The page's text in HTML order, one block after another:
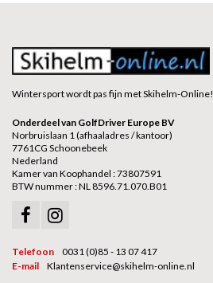
Wintersport wordt pas fijn met Skihelm-Online!
Onderdeel van GolfDriver Europe BV
Norbruislaan 1 (afhaaladres / kantoor)
7761CG Schoonebeek
Nederland
Kamer van Koophandel : 73807591
BTW nummer : NL 8596.71.070.B01
Telefoon
0031 (0)85 - 13 07 417
E-mail
Klantenservice@skihelm-online.nl